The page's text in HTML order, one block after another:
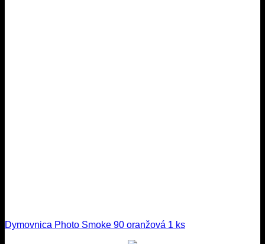
Dymovnica Photo Smoke 90 oranžová 1 ks